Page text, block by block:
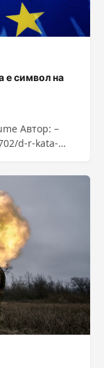
е символ на
Автор: –
d-r-kata-